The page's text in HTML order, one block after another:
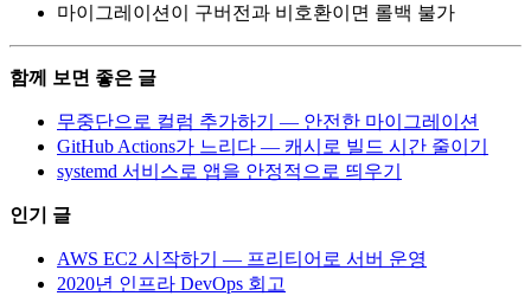
마이그레이션이 구버전과 비호환이면 롤백 불가
함께 보면 좋은 글
무중단으로 컬럼 추가하기 — 안전한 마이그레이션
GitHub Actions가 느리다 — 캐시로 빌드 시간 줄이기
systemd 서비스로 앱을 안정적으로 띄우기
인기 글
AWS EC2 시작하기 — 프리티어로 서버 운영
2020년 인프라 DevOps 회고